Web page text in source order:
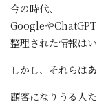
今の時代、
GoogleやChatGPT
整理された情報は
しかし、それらは
顧客になりうる人